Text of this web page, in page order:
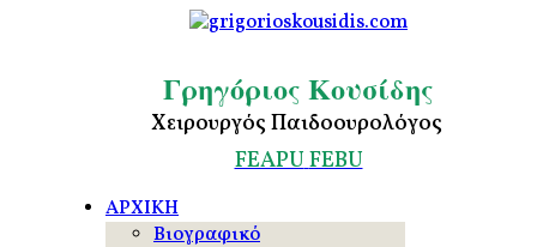
Γρηγόριος Κουσίδης
Χειρουργός Παιδοουρολόγος
FEAPUFEBU
ΑΡΧΙΚΗ
Βιογραφικό